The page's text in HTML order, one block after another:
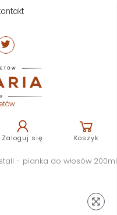
Zaloguj się Koszyk
- pianka do włosów 200ml